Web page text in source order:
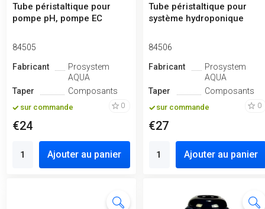
Tube péristaltique pour
pompe pH, pompe EC
84505
Fabricant
Prosystem
AQUA
Taper
Composants
sur commande 0
€24
Ajouter au panier
Tube péristaltique pour
système hydroponique
84506
Fabricant
Prosystem
AQUA
Taper
Composants
sur commande 0
€27
Ajouter au panier